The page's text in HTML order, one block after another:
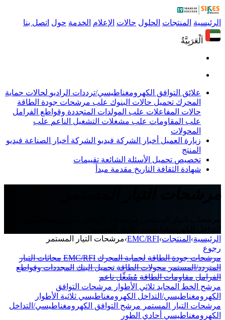
الرئيسية المنتجات الحلول حالات الإعلام الخدمة حول اتصل بنا
اَلْعَرَبِيَّةُ
علائق التوافق الكهرومغناطيسي/ترددات الراديو لحالات حماية
المحرك تحميل حالات البنوك علب مرشحات جودة الطاقة
حالات المفاعلات علب المولدات المتجددة وقواطع الفرامل
علب المقاومات علب مشغلات التشغيل الناعم علب
المحولات
زيارة العميل أخبار الشركة فيديو الشركة أخبار الصناعة فيديو
المنتج
تخصيص تحميل الأسئلة الشائعة تقييمات
شهادة الثقافة التاريخ مقدمة مبدأ
الرئيسية› المنتجات›
EMC/RFI
›مرشحات التيار المستمر
رجوع
مرشحات جودة الطاقة لحماية المحرك EMC/RFI محاثات التيار
المتردد/المستمر محولات الطاقة تحميل البنك المجددات وقواطع
الفرامل مقاومات الطاقة مُشَغِّل ناعم
مرشح الخط المحايد ثلاثي الأطوار مرشحات التوافق
الكهرومغناطيسي/التداخل الكهرومغناطيسي ثلاثية الأطوار
مرشحات التيار المستمر مرشح التوافق الكهرومغناطيسي/التداخل
الكهرومغناطيسي أحادي الطور